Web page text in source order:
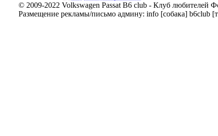
© 2009-2022 Volkswagen Passat B6 club - Клуб любителей
Размещение рекламы/письмо админу: info [собака] b6club